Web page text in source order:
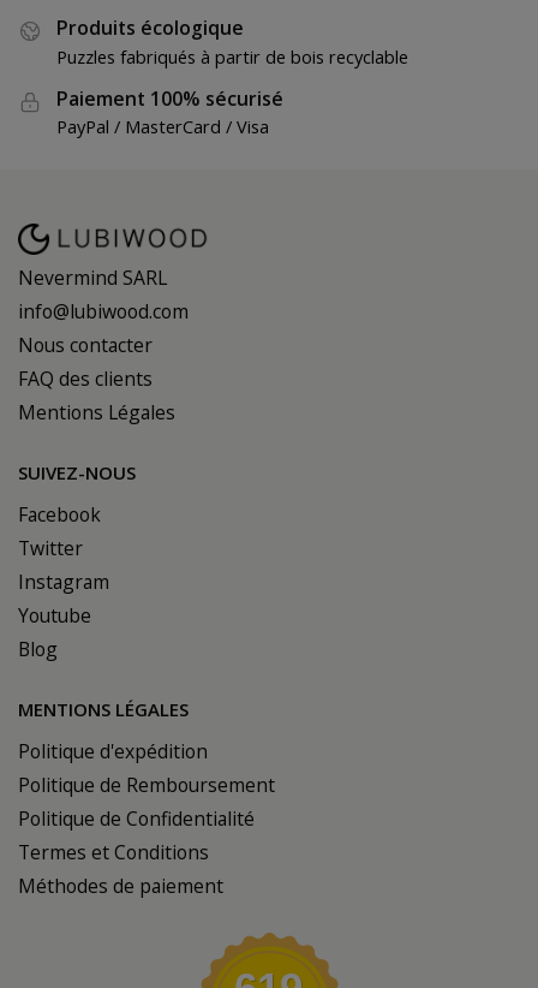
Produits écologique
Puzzles fabriqués à partir de bois recyclable
Paiement 100% sécurisé
PayPal / MasterCard / Visa
Nevermind SARL
info@lubiwood.com
Nous contacter
FAQ des clients
Mentions Légales
SUIVEZ-NOUS
Facebook
Twitter
Instagram
Youtube
Blog
MENTIONS LÉGALES
Politique d'expédition
Politique de Remboursement
Politique de Confidentialité
Termes et Conditions
Méthodes de paiement